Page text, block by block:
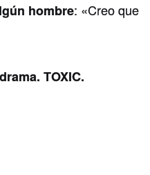
hombre: «Creo que
TOXIC.